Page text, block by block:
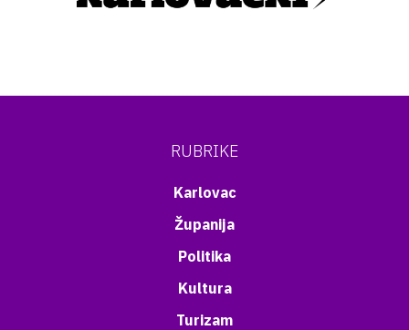
RUBRIKE
Karlovac
Županija
Politika
Kultura
Turizam